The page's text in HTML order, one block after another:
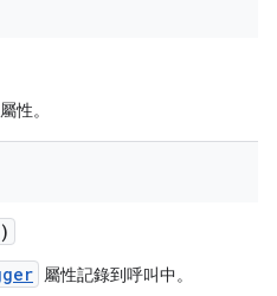
性。
屬性記錄到呼叫中。